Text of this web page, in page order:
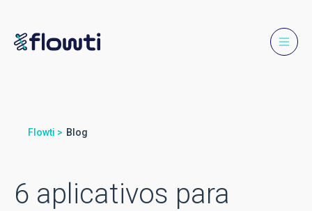
Flowti > Blog
6 aplicativos para